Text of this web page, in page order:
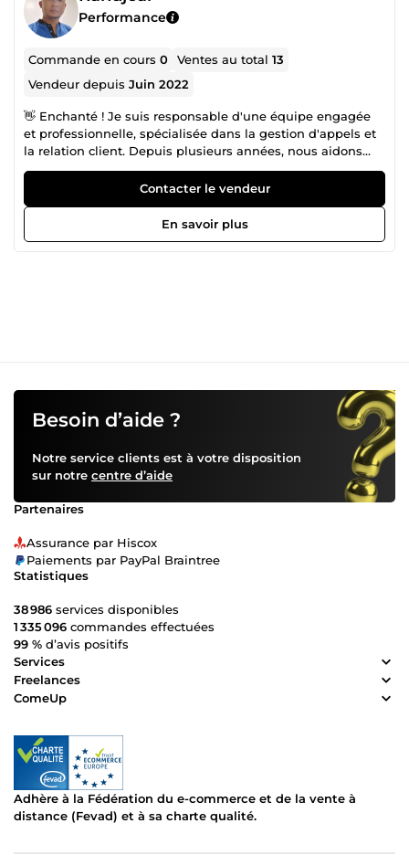
Performance
Commande en cours0 Ventes au total13
Vendeur depuisJuin 2022
👋 Enchanté ! Je suis responsable d'une équipe engagée
et professionnelle, spécialisée dans la gestion d'appels et
la relation client. Depuis plusieurs années, nous aidons
des entrepreneurs, agences et PME à gagner du temps,
qualifier leurs prospects, et soigner leur image. Chaque
appel est traité avec le sourire et le sérieux que vos clients
attendent. 🤝 Je serais heureux d'échanger avec vous pour
construire une collaboration efficace et humaine.
Contacter le vendeur
En savoir plus
Besoin d’aide ?
Notre service clients est à votre disposition
sur notre centre d’aide
Partenaires
Assurance par Hiscox
Paiements par PayPal Braintree
Statistiques
38 986 services disponibles
1 335 096 commandes effectuées
99 % d’avis positifs
Services
Freelances
ComeUp
Adhère à la Fédération du e-commerce et de la vente à
distance (Fevad) et à sa charte qualité.